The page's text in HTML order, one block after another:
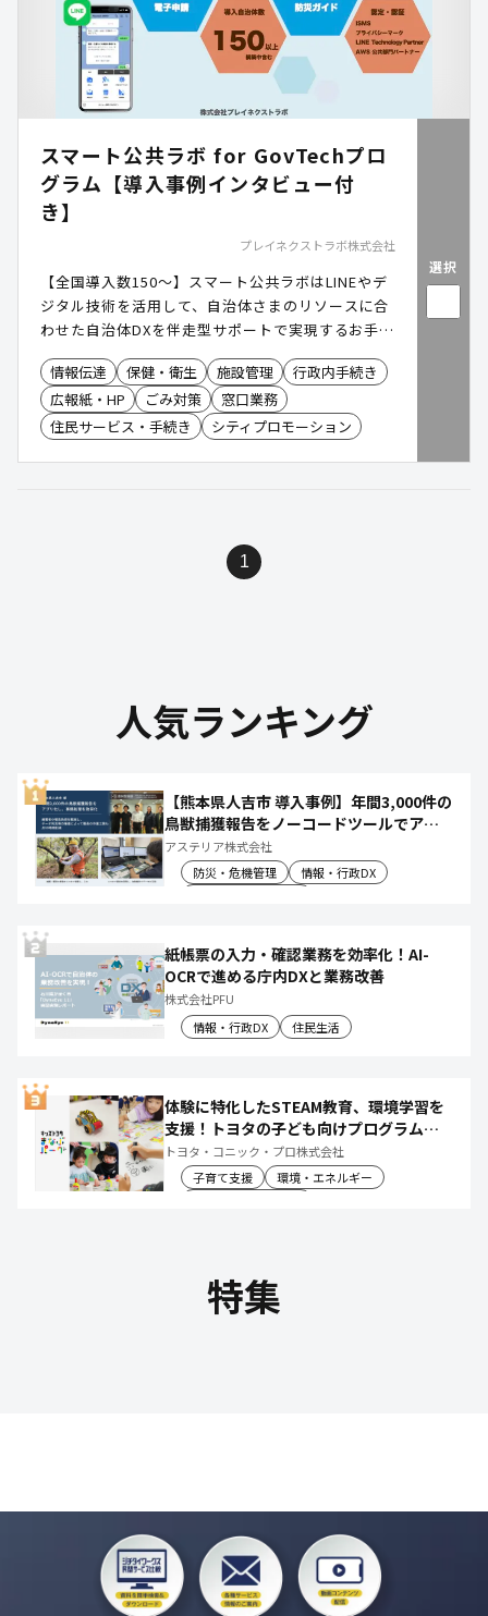
スマート公共ラボ for GovTechプロ
グラム【導入事例インタビュー付
き】
プレイネクストラボ株式会社
【全国導入数150〜】スマート公共ラボはLINEやデ
ジタル技術を活用して、自治体さまのリソースに合
わせた自治体DXを伴走型サポートで実現するお手伝
いをしています。
情報伝達
保健・衛生 施設管理
行政内手続き
広報紙・HP
ごみ対策
窓口業務
住民サービス・手続き
シティプロモーション
選択
1
人気ランキング
【熊本県人吉市 導入事例】年間3,000件の
鳥獣捕獲報告をノーコードツールでアプ
リ化し、月50時間の庁内作業を削減
アステリア株式会社
防災・危機管理
情報・行政DX
紙帳票の入力・確認業務を効率化！AI-
OCRで進める庁内DXと業務改善
株式会社PFU
情報・行政DX
住民生活
体験に特化したSTEAM教育、環境学習を
支援！トヨタの子ども向けプログラムで
社会や将来について楽しく学べる体験機
会を創出
トヨタ・コニック・プロ株式会社
子育て支援
環境・エネルギー
特集